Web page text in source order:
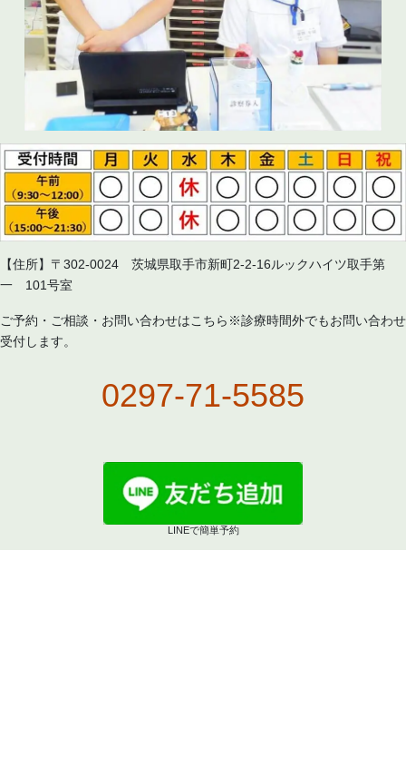
【住所】〒302-0024 茨城県取手市新町2-2-16ルックハイツ取手第
一 101号室
ご予約・ご相談・お問い合わせはこちら※診療時間外でもお問い合わせ
受付します。
0297-71-5585
LINEで簡単予約